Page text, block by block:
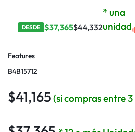
DESDE $37,365$44,332
* una
unidad
Features
B4B15712
$41,165 (si compras entre 3